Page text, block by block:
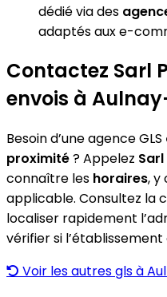
dédié via des
adaptés aux e-
Contactez Sarl
envois à
Besoin d’une agence GLS
proximité? Appelez
connaître les horaires, y
applicable. Consultez la
localiser rapidement
vérifier si l’établissement
Voir les autres gls à